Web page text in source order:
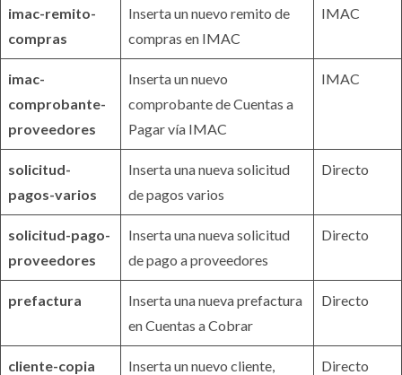
imac-remito-
compras
Inserta un nuevo remito de
compras en IMAC
IMAC
imac-
comprobante-
proveedores
Inserta un nuevo
comprobante de Cuentas a
Pagar vía IMAC
IMAC
solicitud-
pagos-varios
Inserta una nueva solicitud
de pagos varios
Directo
solicitud-pago-
proveedores
Inserta una nueva solicitud
de pago a proveedores
Directo
prefactura
Inserta una nueva prefactura
en Cuentas a Cobrar
Directo
cliente-copia
Inserta un nuevo cliente,
Directo